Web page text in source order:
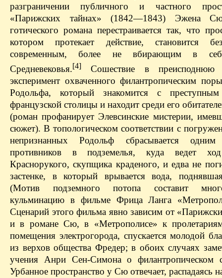
разграничении публичного и частного
«Парижских тайнах» (1842—1843) Эжена
готического романа перестраивается так, что
котором протекает действие, становится
современным, более не вбирающим в
Средневековья.[4]
Сошествие в
эксперимент охваченного филантропическим
Родольфа, который знакомится с
французской столицы и находит среди его
(роман профанирует Элевсинские мистерии,
сюжет). В топологическом соответствии с
непризнанных Родольф сбрасывается
противников в подземелья, куда ведет
Краснорукого, скупщика краденого, и едва не
застенке, в который врывается вода,
(Мотив подземного потопа составит
кульминацию в фильме Фрица Ланга
Сценарий этого фильма явно зависим от
и в романе Сю, в «Метрополисе» к
помещения электрогорода, спускается молодой
из верхов общества Фредер; в обоих случаях
учения Анри Сен-Симона о филантропическом
Урбанное пространство у Сю отвечает, распадаясь